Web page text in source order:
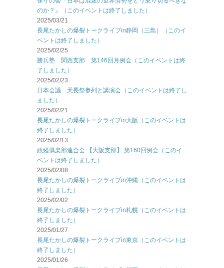
のか？』（このイベントは終了しました）
2025/03/21
長尾たかしの爆裂トークライブin静岡（三島）（このイ
ベントは終了しました）
2025/02/25
勝兵塾 関西支部 第146回月例会（このイベントは終
了しました）
2025/02/23
日本会議 天長祭参列と講演会（このイベントは終了し
ました）
2025/02/21
長尾たかしの爆裂トークライブin大阪（このイベントは
終了しました）
2025/02/13
政経倶楽部連合会 【大阪支部】 第160回例会（このイ
ベントは終了しました）
2025/02/08
長尾たかしの爆裂トークライブin沖縄（このイベントは
終了しました）
2025/02/02
長尾たかしの爆裂トークライブin札幌（このイベントは
終了しました）
2025/01/27
長尾たかしの爆裂トークライブin東京（このイベントは
終了しました）
2025/01/26